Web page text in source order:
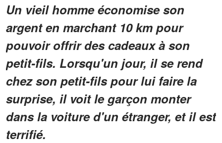
Un vieil homme économise son
argent en marchant 10 km pour
pouvoir offrir des cadeaux à son
petit-fils. Lorsqu'un jour, il se rend
chez son petit-fils pour lui faire la
surprise, il voit le garçon monter
dans la voiture d'un étranger, et il est
terrifié.